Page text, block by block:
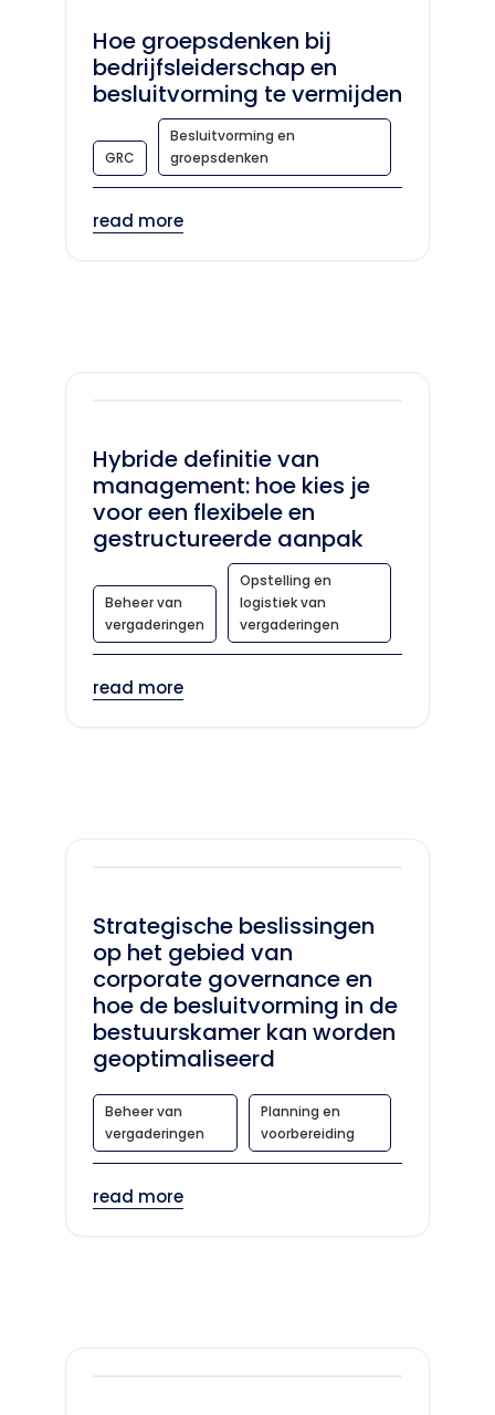
Hoe groepsdenken bij
bedrijfsleiderschap en
besluitvorming te vermijden
GRC
Besluitvorming en
groepsdenken
read more
Hybride definitie van
management: hoe kies je
voor een flexibele en
gestructureerde aanpak
Beheer van
vergaderingen
Opstelling en
logistiek van
vergaderingen
read more
Strategische beslissingen
op het gebied van
corporate governance en
hoe de besluitvorming in de
bestuurskamer kan worden
geoptimaliseerd
Beheer van
vergaderingen
Planning en
voorbereiding
read more